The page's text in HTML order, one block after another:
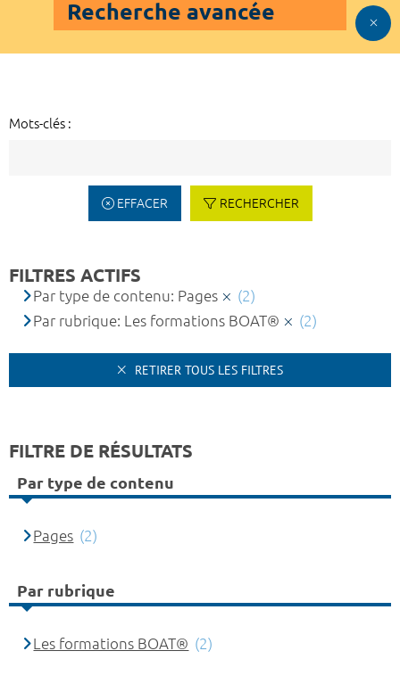
Recherche avancée
Mots-clés :
EFFACER RECHERCHER
FILTRES ACTIFS
Par type de contenu: Pages
(2)
Par rubrique: Les formations BOAT®
(2)
RETIRER TOUS LES FILTRES
FILTRE DE RÉSULTATS
Par type de contenu
Pages (2)
Par rubrique
Les formations BOAT® (2)